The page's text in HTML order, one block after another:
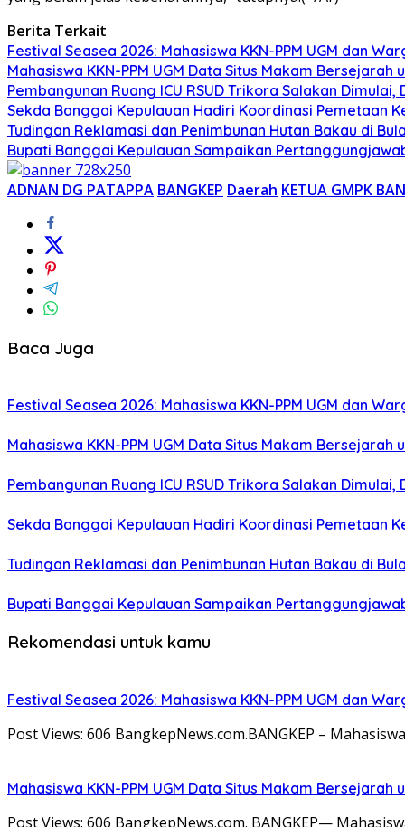
Berita Terkait
Festival Seasea 2026: Mahasiswa KKN-PPM UGM dan
Mahasiswa KKN-PPM UGM Data Situs Makam
Pembangunan Ruang ICU RSUD Trikora Salakan
Sekda Banggai Kepulauan Hadiri Koordinasi Pemetaan
Tudingan Reklamasi dan Penimbunan Hutan Bakau di
Bupati Banggai Kepulauan Sampaikan
ADNAN DG PATAPPA BANGKEP Daerah KETUA GMPK
Baca Juga
Festival Seasea 2026: Mahasiswa KKN-PPM UGM dan
Mahasiswa KKN-PPM UGM Data Situs Makam
Pembangunan Ruang ICU RSUD Trikora Salakan
Sekda Banggai Kepulauan Hadiri Koordinasi Pemetaan
Tudingan Reklamasi dan Penimbunan Hutan Bakau di
Bupati Banggai Kepulauan Sampaikan
Rekomendasi untuk kamu
Festival Seasea 2026: Mahasiswa KKN-PPM UGM dan
Post Views: 606 BangkepNews.com.BANGKEP –
Mahasiswa KKN-PPM UGM Data Situs Makam
Post Views: 606 BangkepNews.com. BANGKEP—